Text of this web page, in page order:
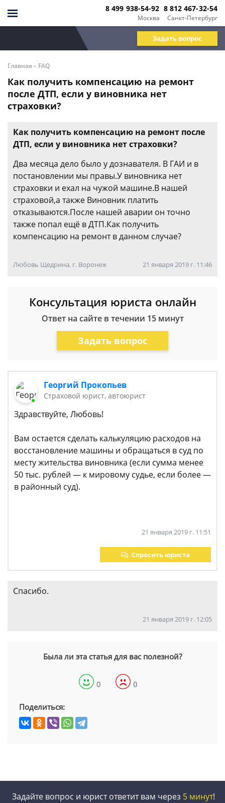
Москва
8 499 938-54-92
Санкт-Петербург
8 812 467-32-54
Задать вопрос
Главная - FAQ
Как получить компенсацию на ремонт
после ДТП, если у виновника нет
страховки?
Как получить компенсацию на ремонт после
ДТП, если у виновника нет страховки?
Два месяца дело было у дознавателя. В ГАИ и в
постановлении мы правы.У виновника нет
страховки и ехал на чужой машине.В нашей
страховой,а также Виновник платить
отказываются.После нашей аварии он точно
также попал ещё в ДТП.Как получить
компенсацию на ремонт в данном случае?
Любовь Щедрина, г. Воронеж 21 января 2019 г. 11:46
Консультация юриста онлайн
Ответ на сайте в течении 15 минут
Задать вопрос
Георгий Прокопьев
Страховой юрист, автоюрист
Здравствуйте, Любовь!
Вам остается сделать калькуляцию расходов на
восстановление машины и обращаться в суд по
месту жительства виновника (если сумма менее
50 тыс. рублей — к мировому судье, если более —
в районный суд).
21 января 2019 г. 11:51
Спросить юриста
Спасибо.
21 января 2019 г. 12:05
Была ли эта статья для вас полезной?
0 0
Поделиться:
Задайте вопрос и юрист ответит вам через 5 минут!